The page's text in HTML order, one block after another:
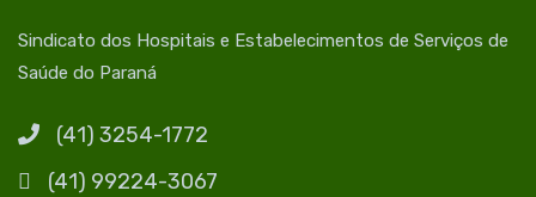
Sindicato dos Hospitais e Estabelecimentos de Serviços de
Saúde do Paraná
(41) 3254-1772
(41) 99224-3067